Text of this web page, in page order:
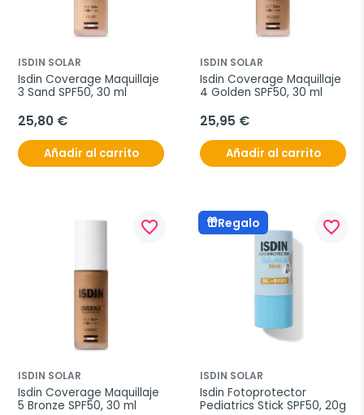
ISDIN SOLAR
Isdin Coverage Maquillaje
3 Sand SPF50, 30 ml
25,80 €
Añadir al carrito
ISDIN SOLAR
Isdin Coverage Maquillaje
4 Golden SPF50, 30 ml
25,95 €
Añadir al carrito
favorite_border
ISDIN SOLAR
Isdin Coverage Maquillaje
5 Bronze SPF50, 30 ml
Regalo favorite_border
ISDIN SOLAR
Isdin Fotoprotector
Pediatrics Stick SPF50, 20g